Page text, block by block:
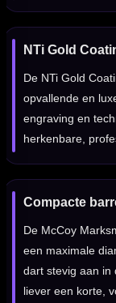
NTi Gold
De NTi Gold
opvallende en
engraving en
herkenbare,
Compacte
De McCoy
een maximale
dart stevig aan in
liever een korte,